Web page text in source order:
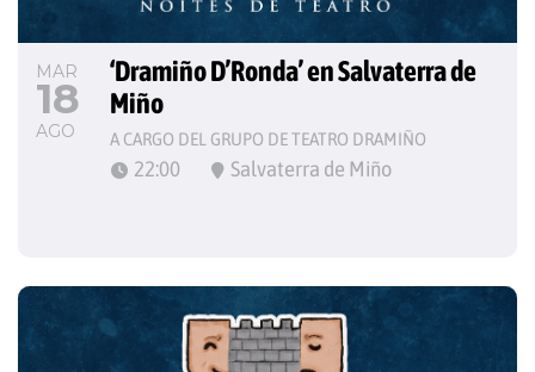
MAR
18
AGO
‘Dramiño D’Ronda’ en Salvaterra de
Miño
A CARGO DEL GRUPO DE TEATRO DRAMIÑO
22:00 Salvaterra de Miño